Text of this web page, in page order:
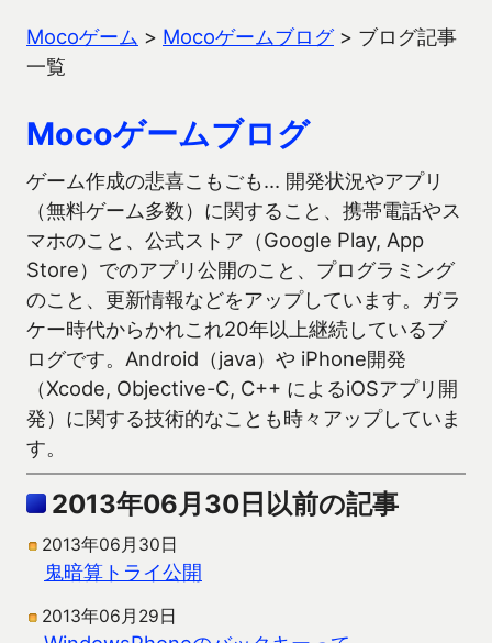
Mocoゲーム > Mocoゲームブログ> ブログ記事
一覧
Mocoゲームブログ
ゲーム作成の悲喜こもごも… 開発状況やアプリ
（無料ゲーム多数）に関すること、携帯電話やス
マホのこと、公式ストア（Google Play, App
Store）でのアプリ公開のこと、プログラミング
のこと、更新情報などをアップしています。ガラ
ケー時代からかれこれ20年以上継続しているブ
ログです。Android（java）や iPhone開発
（Xcode, Objective-C, C++ によるiOSアプリ開
発）に関する技術的なことも時々アップしていま
す。
2013年06月30日以前の記事
2013年06月30日
鬼暗算トライ公開
2013年06月29日